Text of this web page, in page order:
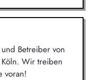
Betreiber von
Köln. Wir treiben
voran!